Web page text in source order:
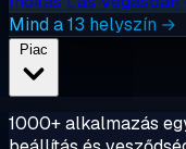
Mind a 13 helyszín →
1000+ alkalmazás